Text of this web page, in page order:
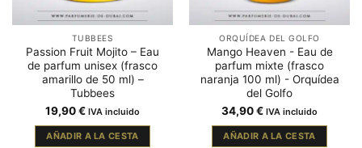
TUBBEES
Passion Fruit Mojito – Eau
de parfum unisex (frasco
amarillo de 50 ml) –
Tubbees
19,90€ IVA incluido
AÑADIR A LA CESTA
ORQUÍDEA DEL GOLFO
Mango Heaven - Eau de
parfum mixte (frasco
naranja 100 ml) - Orquídea
del Golfo
34,90€ IVA incluido
AÑADIR A LA CESTA